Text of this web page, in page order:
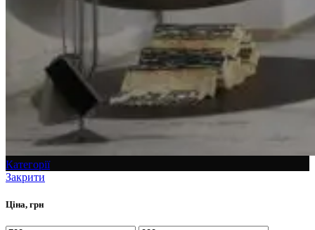
Категорії
Закрити
Ціна, грн